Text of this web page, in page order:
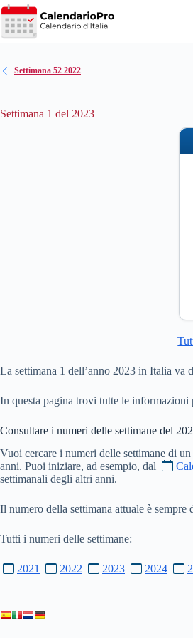
Salta
al
contenuto
Settimana 52 2022
Settimana 1 del 2023
La settimana 1 dell’anno 2023 in Italia va
In questa pagina trovi tutte le informazioni
Consultare i numeri delle settimane del
Vuoi cercare i numeri delle settimane di
anni. Puoi iniziare, ad esempio, dal
settimanali degli altri anni.
Il numero della settimana attuale è sempre
Tutti i numeri delle settimane:
2021 2022 2023 2024